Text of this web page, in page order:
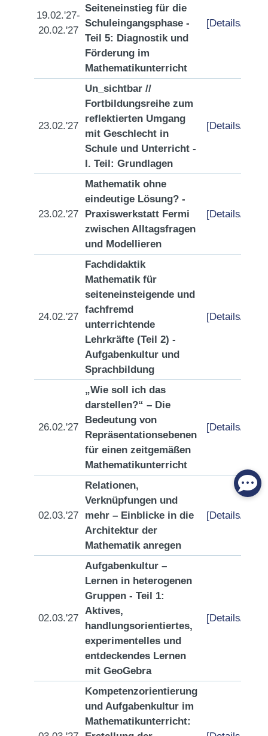
19.02.'27-
20.02.'27
Seiteneinstieg für die
Schuleingangsphase -
Teil 5: Diagnostik und
Förderung im
Mathematikunterricht
[Details/
23.02.'27
Un_sichtbar //
Fortbildungsreihe zum
reflektierten Umgang
mit Geschlecht in
Schule und Unterricht -
I. Teil: Grundlagen
[Details/
23.02.'27
Mathematik ohne
eindeutige Lösung? -
Praxiswerkstatt Fermi
zwischen Alltagsfragen
und Modellieren
[Details/
24.02.'27
Fachdidaktik
Mathematik für
seiteneinsteigende und
fachfremd
unterrichtende
Lehrkräfte (Teil 2) -
Aufgabenkultur und
Sprachbildung
[Details/
26.02.'27
„Wie soll ich das
darstellen?“ – Die
Bedeutung von
Repräsentationsebenen
für einen zeitgemäßen
Mathematikunterricht
[Details/
02.03.'27
Relationen,
Verknüpfungen und
mehr – Einblicke in die
Architektur der
Mathematik anregen
[Details/
02.03.'27
Aufgabenkultur –
Lernen in heterogenen
Gruppen - Teil 1:
Aktives,
handlungsorientiertes,
experimentelles und
entdeckendes Lernen
mit GeoGebra
[Details/
Kompetenzorientierung
und Aufgabenkultur im
Mathematikunterricht: